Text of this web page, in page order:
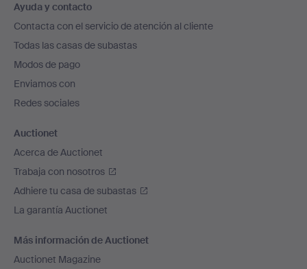
en
el
pie
de
página
Ayuda y contacto
Contacta con el servicio de atención al cliente
Todas las casas de subastas
Modos de pago
Enviamos con
Redes sociales
Auctionet
Acerca de Auctionet
Trabaja con nosotros
Adhiere tu casa de subastas
La garantía Auctionet
Más información de Auctionet
Auctionet Magazine